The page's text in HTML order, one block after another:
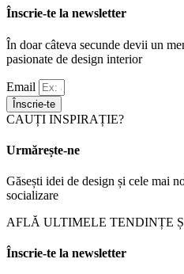
Înscrie-te la newsletter
În doar câteva secunde devii un
pasionate de design interior
Email
Înscrie-te
CAUȚI INSPIRAȚIE?
Urmărește-ne
Găsești idei de design și cele mai
socializare
AFLĂ ULTIMELE TENDINȚE
Înscrie-te la newsletter